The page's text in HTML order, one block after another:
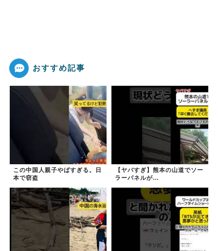
おすすめ記事
この中国人親子やばすぎる。日
本で窃盗
【ヤバすぎ】熊本の山道でソー
ラーパネルが…